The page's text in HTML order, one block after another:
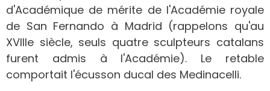
d'Académique de mérite de l'Académie royale
de San Fernando à Madrid (rappelons qu'au
XVIIIe siècle, seuls quatre sculpteurs catalans
furent admis à l'Académie). Le retable
comportait l'écusson ducal des Medinacelli.